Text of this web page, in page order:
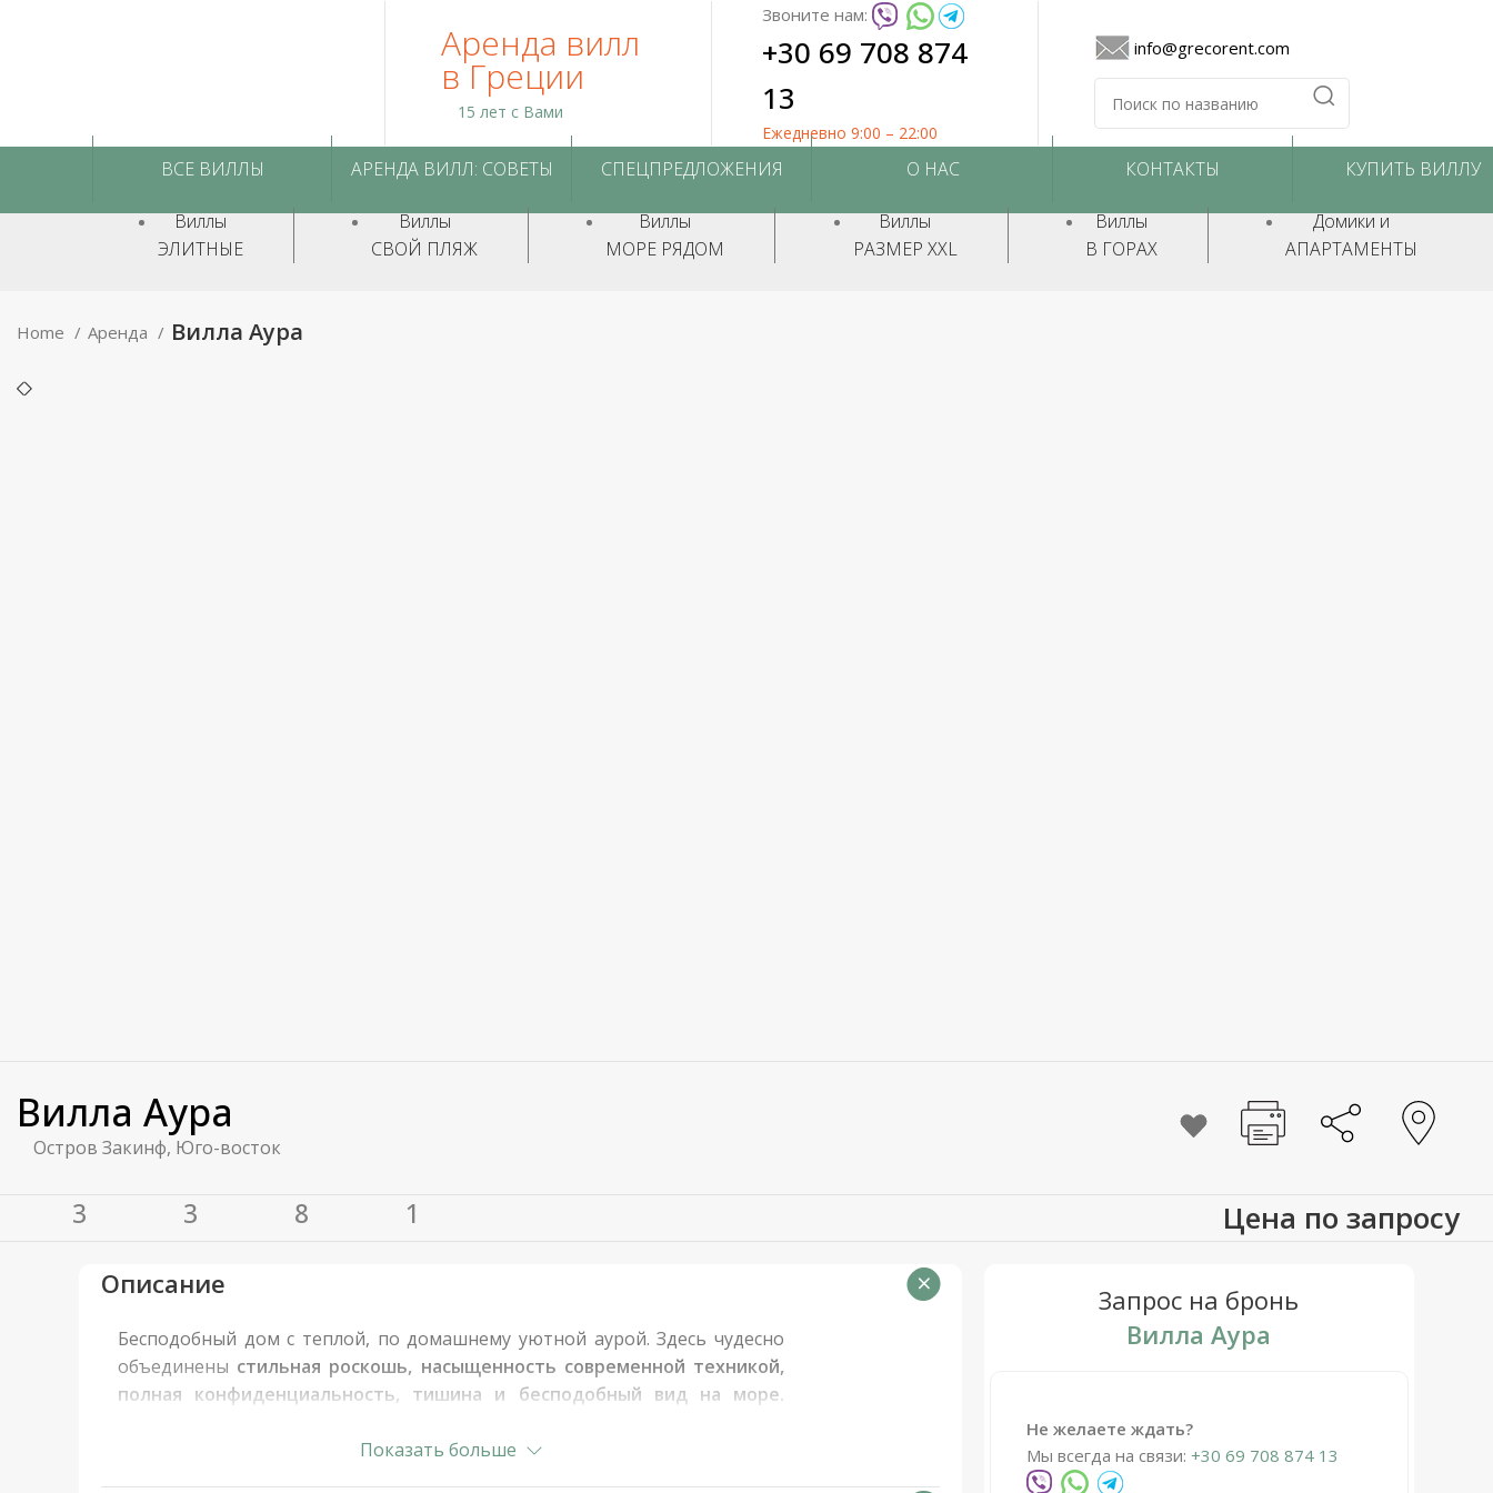
Аренда вилл
в Греции
15 лет с Вами
Звоните нам:
+30 69 708 874
13
Ежедневно 9:00 – 22:00
info@grecorent.com
ВСЕ ВИЛЛЫ АРЕНДА ВИЛЛ: СОВЕТЫ СПЕЦПРЕДЛОЖЕНИЯ О НАС КОНТАКТЫ КУПИТЬ ВИЛЛУ
Виллы
ЭЛИТНЫЕ
Виллы
СВОЙ ПЛЯЖ
Виллы
МОРЕ РЯДОМ
Виллы
РАЗМЕР XXL
Виллы
В ГОРАХ
Домики и
АПАРТАМЕНТЫ
Home Аренда Вилла Аура
Вилла Аура
Остров Закинф, Юго-восток
3 3 8 1 Цена по запросу
Описание
Бесподобный дом с теплой, по домашнему уютной аурой. Здесь чудесно
объединены стильная роскошь, насыщенность современной техникой,
полная конфиденциальность, тишина и бесподобный вид на море.
спокойном зеленом районе с прекрасным пляжем и кристально чистой
Показать больше
Запрос на бронь
Вилла Аура
Не желаете ждать?
Мы всегда на связи: +30 69 708 874 13